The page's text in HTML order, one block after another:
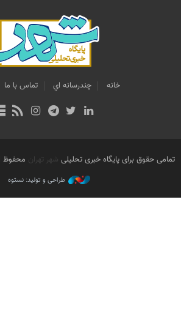
خانه چندرسانه اي تماس با ما
تمامی حقوق برای پایگاه خبری تحلیلی شهر تهران
طراحی و تولید: نستوه